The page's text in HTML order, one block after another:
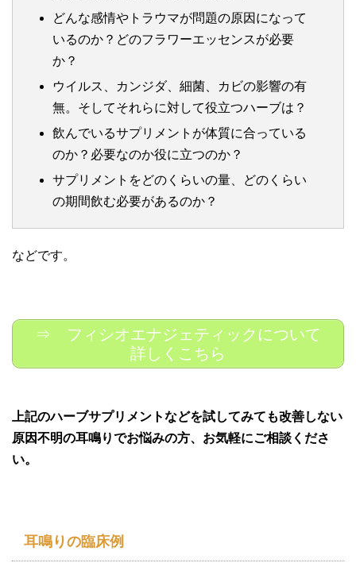
どんな感情やトラウマが問題の原因になって
いるのか？どのフラワーエッセンスが必要
か？
ウイルス、カンジダ、細菌、カビの影響の有
無。そしてそれらに対して役立つハーブは？
飲んでいるサプリメントが体質に合っている
のか？必要なのか役に立つのか？
サプリメントをどのくらいの量、どのくらい
の期間飲む必要があるのか？
などです。
⇒ フィシオエナジェティックについて
詳しくこちら
上記のハーブサプリメントなどを試してみても改善しない
原因不明の耳鳴りでお悩みの方、お気軽にご相談くださ
い。
耳鳴りの臨床例